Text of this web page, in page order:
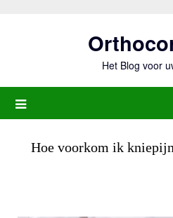
Het Blog voor
Hoe voorkom ik